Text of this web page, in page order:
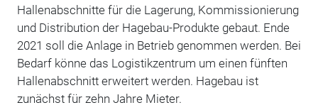
Hallenabschnitte für die Lagerung, Kommissionierung
und Distribution der Hagebau-Produkte gebaut. Ende
2021 soll die Anlage in Betrieb genommen werden. Bei
Bedarf könne das Logistikzentrum um einen fünften
Hallenabschnitt erweitert werden. Hagebau ist
zunächst für zehn Jahre Mieter.